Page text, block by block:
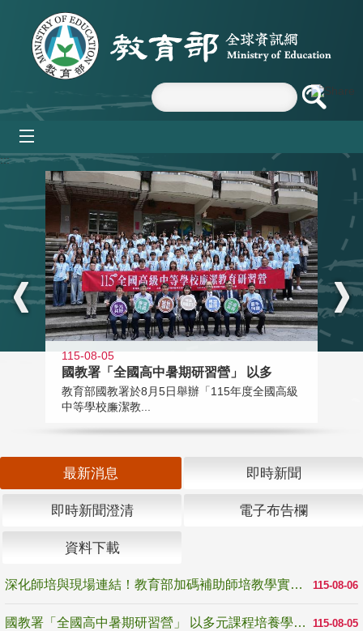
跳到主要內容區塊
:::
115-08-05
國教署「全國高中暑期研習營」 以多
教育部國教署於8月5日舉辦「115年度全國高級
中等學校廉潔教...
最新消息 即時新聞
即時新聞澄清 電子布告欄
資料下載
115-08-06
深化師培與現場連結！教育部加碼補助師培教學實踐研究 10月師培國際研討會交流教學實踐經驗
115-08-05
國教署「全國高中暑期研習營」 以多元課程培養學生瞭解誠信專業與倫理價值